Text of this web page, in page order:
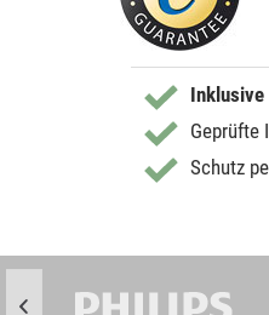
Inklusive
Geprüfte
Schutz